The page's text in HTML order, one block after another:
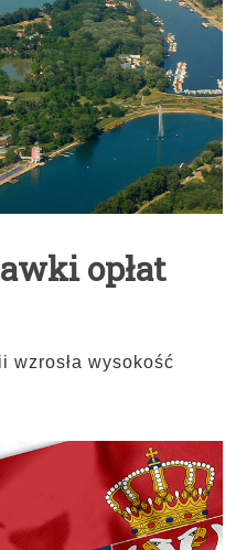
opłat
wzrosła wysokość